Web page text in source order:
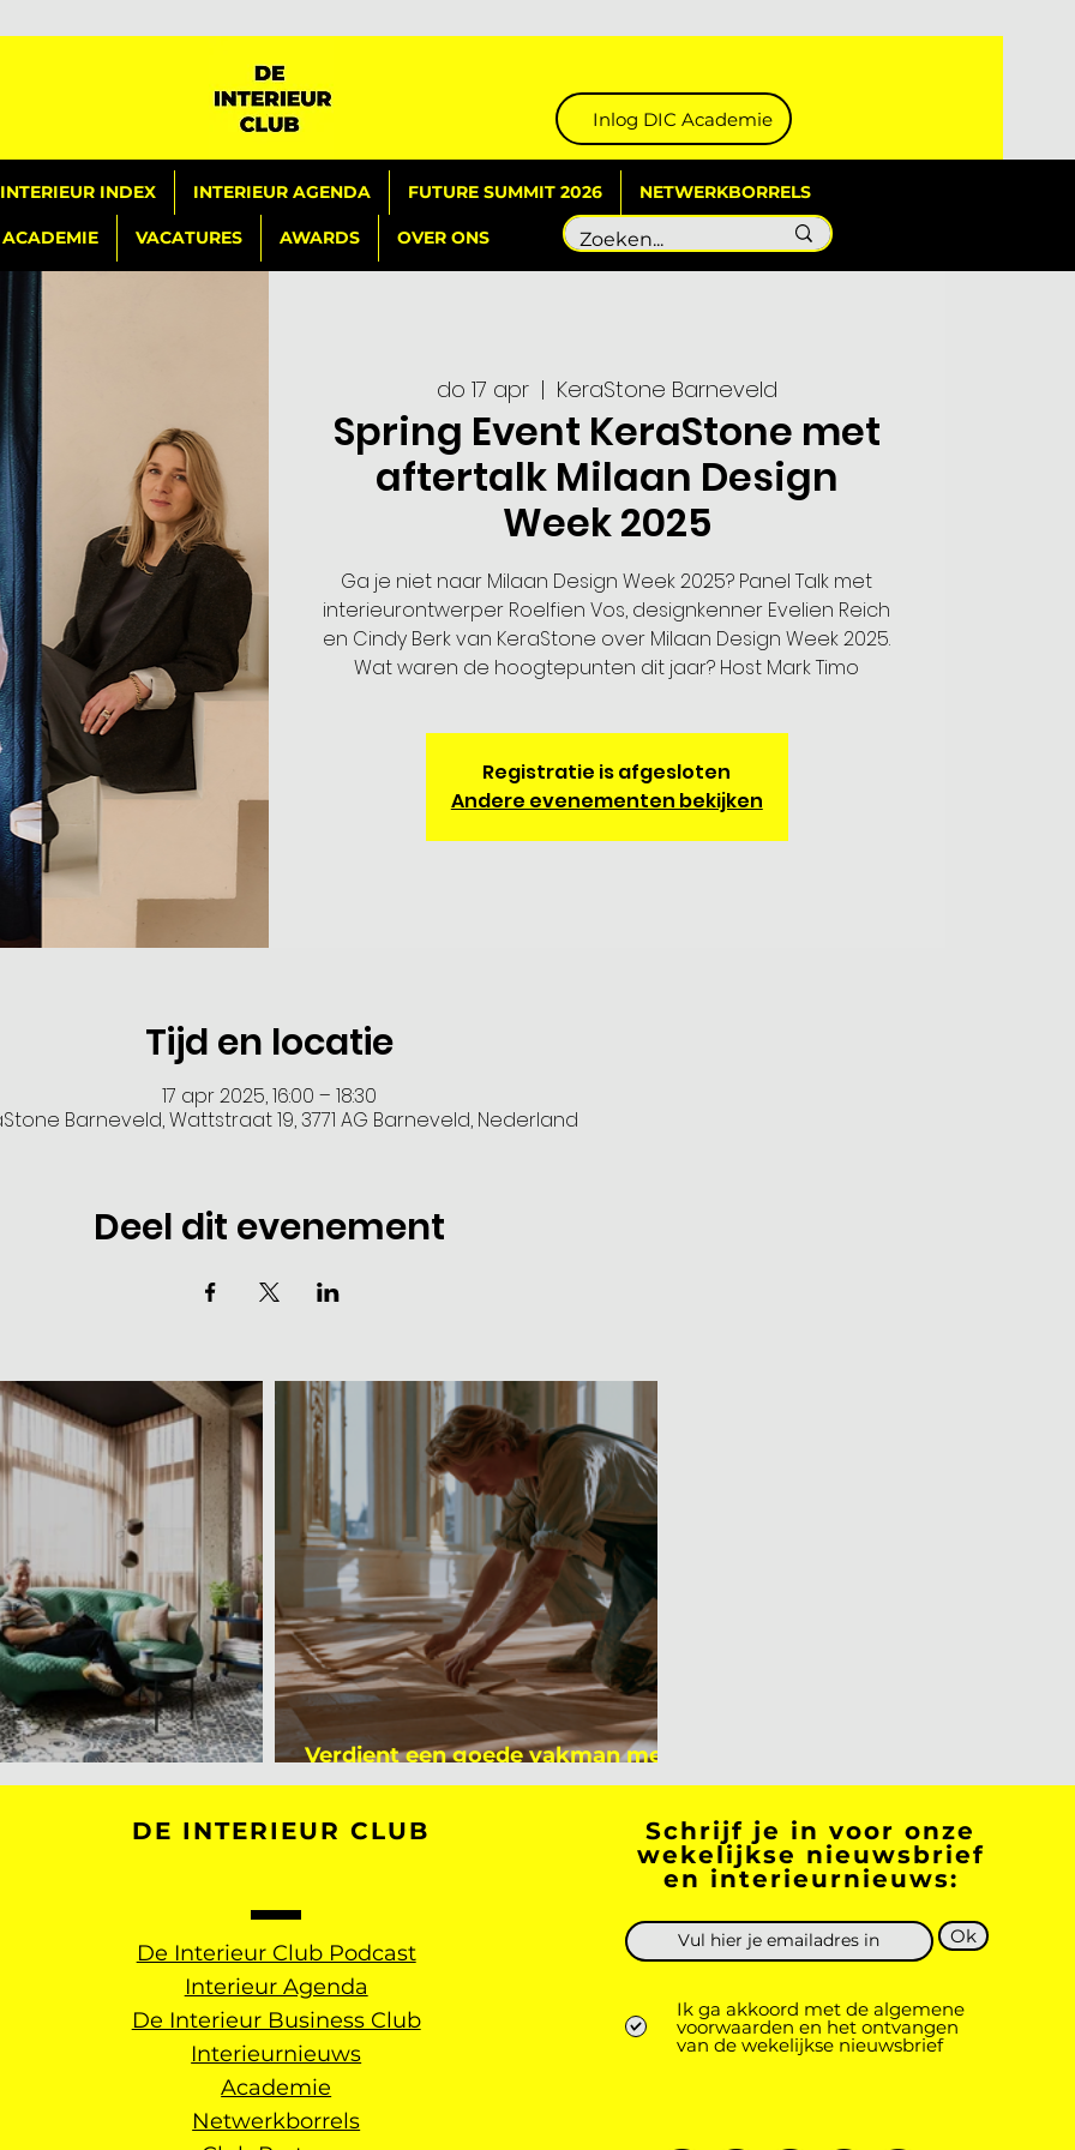
Inlog DIC Academie
INTERIEUR INDEX INTERIEUR AGENDA FUTURE SUMMIT 2026 NETWERKBORRELS
ACADEMIE VACATURES AWARDS OVER ONS
do 17 apr
  |
KeraStone Barneveld
Spring Event KeraStone met
aftertalk Milaan Design
Week 2025
Ga je niet naar Milaan Design Week 2025? Panel Talk met
interieurontwerper Roelfien Vos, designkenner Evelien Reich
en Cindy Berk van KeraStone over Milaan Design Week 2025.
Wat waren de hoogtepunten dit jaar? Host Mark Timo
Registratie is afgesloten
Andere evenementen bekijken
Tijd en locatie
17 apr 2025, 16:00 – 18:30
Barneveld, Wattstraat 19, 3771 AG Barneveld, Nederland
Deel dit evenement
bij Mark Mutsaers
Verdient een goede vakman meer
dan een gemiddelde academicus?
DE INTERIEUR CLUB
De Interieur Club Podcast
Interieur Agenda
De Interieur Business Club
Interieurnieuws
Academie
Netwerkborrels
Schrijf je in voor onze
wekelijkse nieuwsbrief
en interieurnieuws:
Ok
Ik ga akkoord met de algemene
voorwaarden en het ontvangen
van de wekelijkse nieuwsbrief